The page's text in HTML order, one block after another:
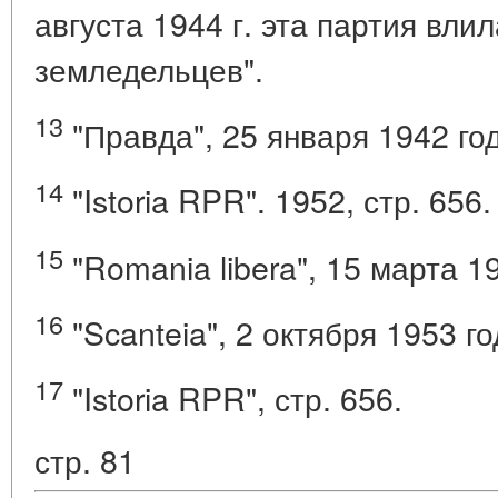
августа 1944 г. эта партия
земледельцев".
13 "Правда", 25 января 1942
14 "Istoria RPR". 1952, стр. 656.
15 "Romania libera", 15 марта
16 "Scanteia", 2 октября 1953
17 "Istoria RPR", стр. 656.
стр. 81